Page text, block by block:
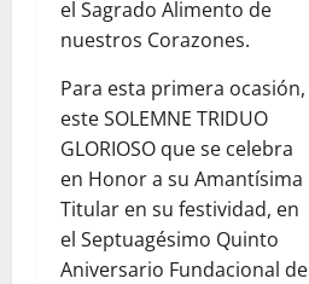
el Sagrado Alimento de
nuestros Corazones.
Para esta primera ocasión,
este SOLEMNE TRIDUO
GLORIOSO que se celebra
en Honor a su Amantísima
Titular en su festividad, en
el Septuagésimo Quinto
Aniversario Fundacional de